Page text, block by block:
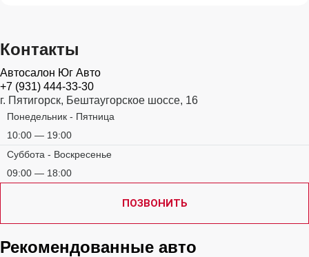
Контакты
Автосалон Юг Авто
+7 (931) 444-33-30
г. Пятигорск, Бештаугорское шоссе, 16
Понедельник - Пятница
10:00 — 19:00
Суббота - Воскресенье
09:00 — 18:00
ПОЗВОНИТЬ
Рекомендованные авто